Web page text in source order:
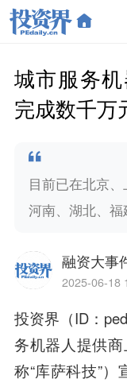
城市服务
完成数千万
目前已在北京、
河南、湖北、福
融资大事
2025-06-18
投资界（ID：
务机器人提供
称“库萨科技”）